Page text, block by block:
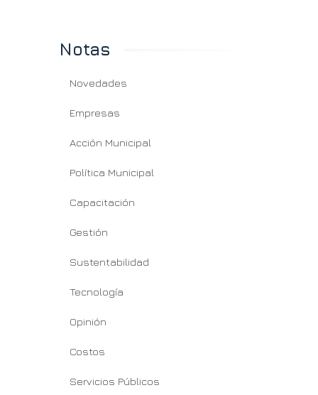
Notas
Novedades
Empresas
Acción Municipal
Política Municipal
Capacitación
Gestión
Sustentabilidad
Tecnología
Opinión
Costos
Servicios Públicos